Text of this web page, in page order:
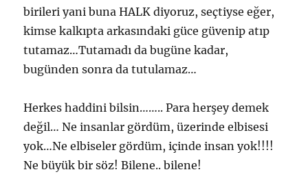
birileri yani buna HALK diyoruz, seçtiyse eğer,
kimse kalkıpta arkasındaki güce güvenip atıp
tutamaz…Tutamadı da bugüne kadar,
bugünden sonra da tutulamaz…
Herkes haddini bilsin…….. Para herşey demek
değil… Ne insanlar gördüm, üzerinde elbisesi
yok…Ne elbiseler gördüm, içinde insan yok!!!!
Ne büyük bir söz! Bilene.. bilene!